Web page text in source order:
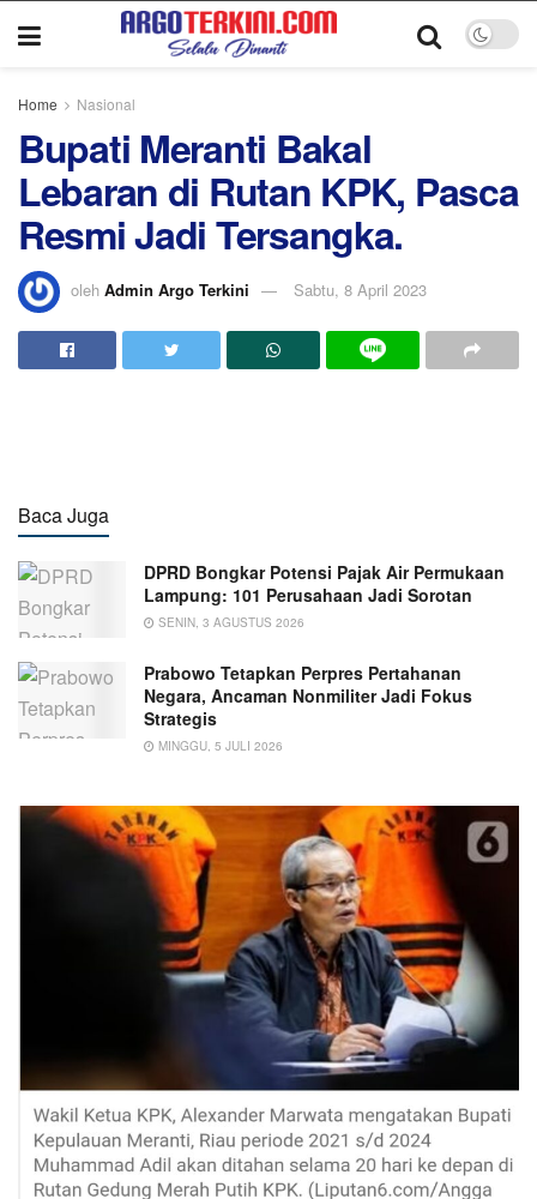
Home Nasional
Bupati Meranti Bakal
Lebaran di Rutan KPK, Pasca
Resmi Jadi Tersangka.
oleh Admin Argo Terkini Sabtu, 8 April 2023
Baca Juga
DPRD Bongkar Potensi Pajak Air Permukaan
Lampung: 101 Perusahaan Jadi Sorotan
SENIN, 3 AGUSTUS 2026
Prabowo Tetapkan Perpres Pertahanan
Negara, Ancaman Nonmiliter Jadi Fokus
Strategis
MINGGU, 5 JULI 2026